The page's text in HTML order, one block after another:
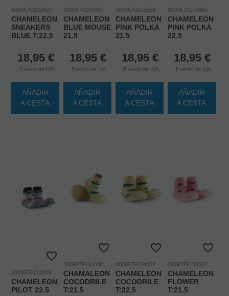
8809579152859
CHAMELEON
SNEAKERS
BLUE T:22,5
18,95 €
Exento de IVA
AÑADIR
A CESTA
8809579153597
CHAMELEON
BLUE MOUSE
21.5
18,95 €
Exento de IVA
AÑADIR
A CESTA
8809579153658
CHAMELEON
PINK POLKA
21.5
18,95 €
Exento de IVA
AÑADIR
A CESTA
8809579153665
CHAMELEON
PINK POLKA
22.5
18,95 €
Exento de IVA
AÑADIR
A CESTA
8809579153849
CHAMELEON
PILOT 22.5
8809579154440
CHAMALEON
COCODRILE
T:21.5
8809579154457
CHAMELEON
COCODRILE
T:22.5
8809579154501
CHAMELEON
FLOWER
T:21.5